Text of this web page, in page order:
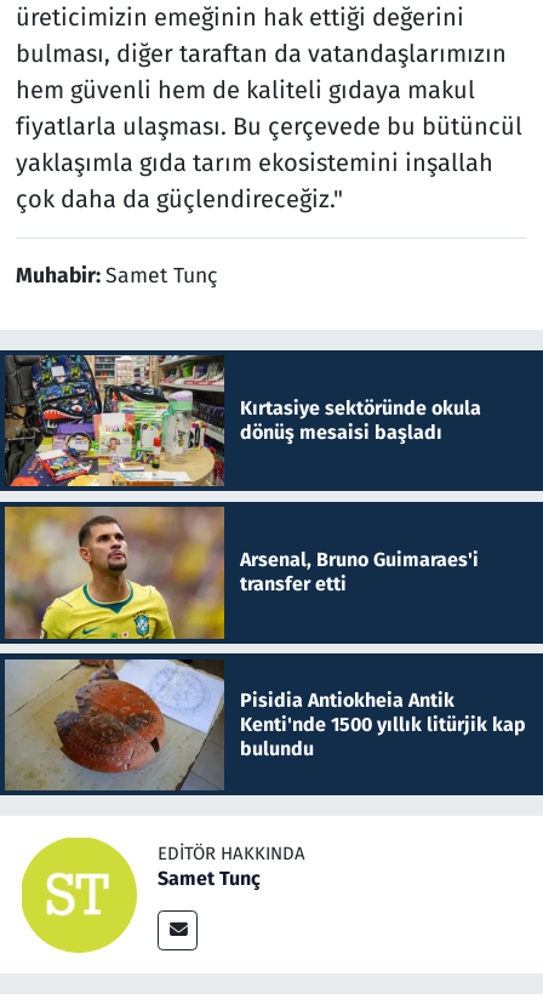
üreticimizin emeğinin hak ettiği değerini
bulması, diğer taraftan da vatandaşlarımızın
hem güvenli hem de kaliteli gıdaya makul
fiyatlarla ulaşması. Bu çerçevede bu bütüncül
yaklaşımla gıda tarım ekosistemini inşallah
çok daha da güçlendireceğiz."
Muhabir:Samet Tunç
Kırtasiye sektöründe okula
dönüş mesaisi başladı
Arsenal, Bruno Guimaraes'i
transfer etti
Pisidia Antiokheia Antik
Kenti'nde 1500 yıllık litürjik kap
bulundu
EDITÖR HAKKINDA
Samet Tunç